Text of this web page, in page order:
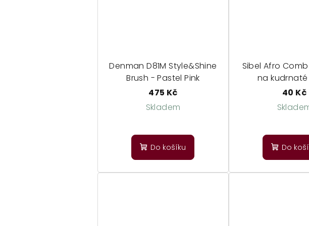
Denman D81M Style&Shine
Brush - Pastel Pink
475 Kč
Skladem
Do košíku
Sibel Afro
na
40 Kč
je
3,0
Do